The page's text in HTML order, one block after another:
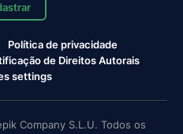
Política de privacidade
de Direitos Autorais
settings
Company S.L.U. Todos os